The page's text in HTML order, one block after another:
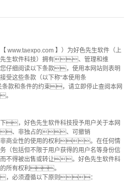
】）为好色先生软件（上
先生软件科技）拥有、管理和维
细阅读以下条款，使用本网站则表明
受这些条款（以下称“本使用条
款和条件的约束，请立即停止查阅本网
。
，好色先生软件科技授予用户关于本网
、非独占的、可撤销
商业性的使用的权利。在任何情
包括但不限于用户获得的用户名等身份信
而不得被出售或转让。好色先生软件科
的所有权利。
，必须遵循以下原则：